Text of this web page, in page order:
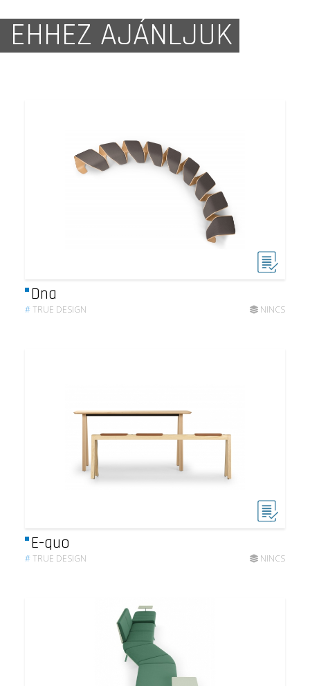
EHHEZ AJÁNLJUK
Dna
#TRUE DESIGN NINCS
E-quo
#TRUE DESIGN NINCS